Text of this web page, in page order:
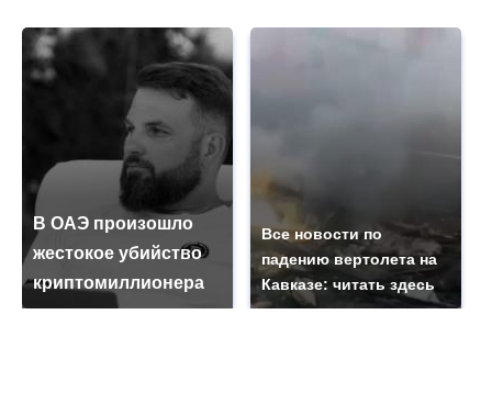
В ОАЭ произошло
жестокое убийство
криптомиллионера
Все новости по
падению вертолета на
Кавказе: читать здесь